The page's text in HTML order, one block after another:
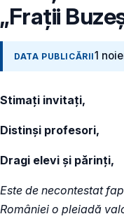
„Frații
DATA PUBLICĂRII1
Stimați invitați,
Distinși profesori,
Dragi elevi și părinți,
Este de necontestat
României o pleiadă